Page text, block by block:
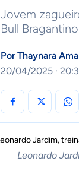
Jovem
Bull
PorThaynara
20/04/2025 ·
Leonardo